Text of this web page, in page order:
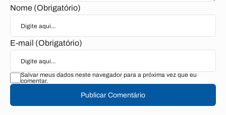
Nome (Obrigatório)
E-mail (Obrigatório)
Salvar meus dados neste navegador para a próxima vez que eu
comentar.
Publicar Comentário